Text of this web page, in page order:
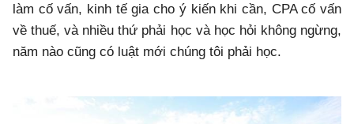
làm cố vấn, kinh tế gia cho ý kiến khi cần, CPA cố vấn
về thuế, và nhiều thứ phải học và học hỏi không ngừng,
năm nào cũng có luật mới chúng tôi phải học.